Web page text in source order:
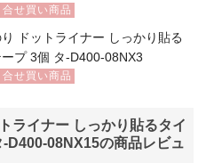
合せ買い商品
ドットライナー しっかり貼る
プ 3個 タ-D400-08NX3
合せ買い商品
ライナー しっかり貼るタイ
D400-08NX15の商品レビュ